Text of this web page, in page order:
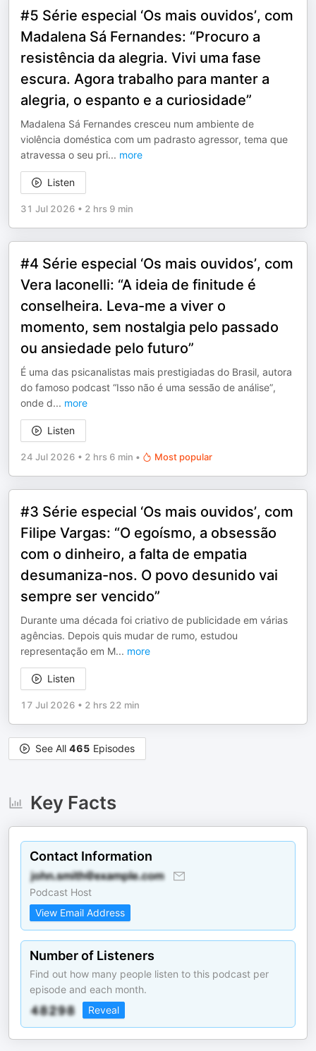
#5 Série especial ‘Os mais ouvidos’, com
Madalena Sá Fernandes: “Procuro a
resistência da alegria. Vivi uma fase
escura. Agora trabalho para manter a
alegria, o espanto e a curiosidade”
Madalena Sá Fernandes cresceu num ambiente de
violência doméstica com um padrasto agressor, tema que
atravessa o seu pri... more
Listen
31 Jul 2026 • 2 hrs 9 min
#4 Série especial ‘Os mais ouvidos’, com
Vera Iaconelli: “A ideia de finitude é
conselheira. Leva-me a viver o
momento, sem nostalgia pelo passado
ou ansiedade pelo futuro”
É uma das psicanalistas mais prestigiadas do Brasil, autora
do famoso podcast “Isso não é uma sessão de análise”,
onde d... more
Listen
24 Jul 2026 • 2 hrs 6 min • Most popular
#3 Série especial ‘Os mais ouvidos’, com
Filipe Vargas: “O egoísmo, a obsessão
com o dinheiro, a falta de empatia
desumaniza-nos. O povo desunido vai
sempre ser vencido”
Durante uma década foi criativo de publicidade em várias
agências. Depois quis mudar de rumo, estudou
representação em M... more
Listen
17 Jul 2026 • 2 hrs 22 min
See All 465 Episodes
Key Facts
Contact Information
Podcast Host
View Email Address
Number of Listeners
Find out how many people listen to this podcast per
episode and each month.
Reveal